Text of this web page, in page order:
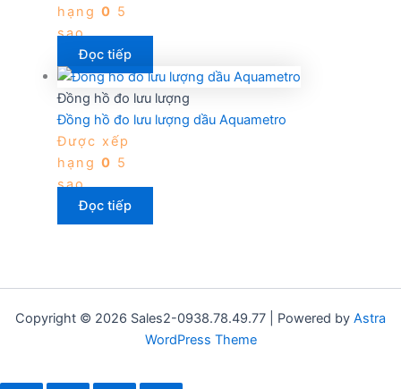
hạng 0 5
sao
Đọc tiếp
Đồng hồ đo lưu lượng
Đồng hồ đo lưu lượng dầu Aquametro
Được xếp
hạng 0 5
sao
Đọc tiếp
Copyright © 2026 Sales2-0938.78.49.77 | Powered by Astra
WordPress Theme